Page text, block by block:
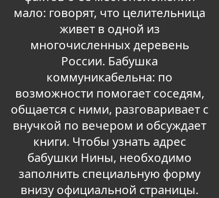
мало: говорят, что целительница
живет в одной из
многочисленных деревень
России. Бабушка
коммуникабельна: по
возможности помогает соседям,
общается с ними, разговаривает с
внучкой по вечером и обсуждает
книги. Чтобы узнать адрес
бабушки Нины, необходимо
заполнить специальную форму
внизу официальной страницы.